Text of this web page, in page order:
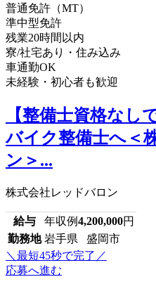
普通免許（MT）
準中型免許
残業20時間以内
寮/社宅あり・住み込み
車通勤OK
未経験・初心者も歓迎
【整備士資格なし
バイク整備士へ＜
ン＞...
株式会社レッドバロン
給与 年収例4,200,000円
勤務地 岩手県 盛岡市
＼最短45秒で完了／
応募へ進む